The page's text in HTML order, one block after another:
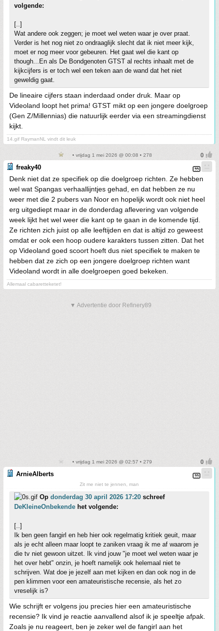
volgende:
[..]
Wat andere ook zeggen; je moet wel weten waar je over praat.
Verder is het nog niet zo ondraaglijk slecht dat ik niet meer kijk,
moet er nog meer voor gebeuren. Het gaat wel die kant op
though...En als De Bondgenoten GTST al rechts inhaalt met de
kijkcijfers is er toch wel een teken aan de wand dat het niet
geweldig gaat.
De lineaire cijfers staan inderdaad onder druk. Maar op
Videoland loopt het prima! GTST mikt op een jongere doelgroep
(Gen Z/Millennias) die natuurlijk eerder via een streamingdienst
kijkt.
14.gif RaymanNL vindt dit leuk
• vrijdag 1 mei 2026 @ 00:08 • 278
freaky40
Denk niet dat ze specifiek op die doelgroep richten. Ze hebben
wel wat Spangas verhaallijntjes gehad, en dat hebben ze nu
weer met die 2 pubers van Noor en hopelijk wordt ook niet heel
erg uitgediept maar in de donderdag aflevering van volgende
week lijkt het wel weer die kant op te gaan in de komende tijd.
Ze richten zich juist op alle leeftijden en dat is altijd zo geweest
omdat er ook een hoop oudere karakters tussen zitten. Dat het
op Videoland goed scoort hoeft dus niet specifiek te maken te
hebben dat ze zich op een jongere doelgroep richten want
Videoland wordt in alle doelgroepen goed bekeken.
Allemaal cabaretteketet!
▼ Advertentie door Refinery89
• vrijdag 1 mei 2026 @ 02:57 • 279
ArnieAlberts
Zit me niet te jennen, man
Op donderdag 30 april 2026 17:20 schreef
DeKleineOnbekende het volgende:
[..]
Ik ben geen fangirl en heb hier ook regelmatig kritiek geuit, maar
als je echt alleen maar loopt te zaniken vraag ik me af waarom je
die tv niet gewoon uitzet. Ik vind jouw "je moet wel weten waar je
het over hebt" onzin, je hoeft namelijk ook helemaal niet te
schrijven. Wat doe je jezelf aan met kijken en dan ook nog in de
pen klimmen voor een amateuristische recensie, als het zo
vreselijk is?
Wie schrijft er volgens jou precies hier een amateuristische
recensie? Ik vind je reactie aanvallend alsof ik je speeltje afpak.
Zoals je nu reageert, ben je zeker wel de fangirl aan het